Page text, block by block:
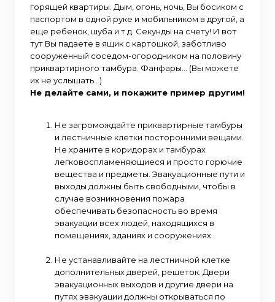
горящей квартиры. Дым, огонь, ночь, Вы босиком с
паспортом в одной руке и мобильником в другой, а
еще ребенок, шуба и т.д. Секунды на счету! И вот
тут Вы падаете в ящик с картошкой, заботливо
сооруженный соседом-огородником на половину
приквартирного тамбура. Фанфары… (Вы можете
их не услышать…)
Не делайте сами, и покажите пример другим!
Не загромождайте приквартирные тамбуры
и лестничные клетки посторонними вещами.
Не храните в коридорах и тамбурах
легковоспламеняющиеся и просто горючие
вещества и предметы. Эвакуационные пути и
выходы должны быть свободными, чтобы в
случае возникновения пожара
обеспечивать безопасность во время
эвакуации всех людей, находящихся в
помещениях, зданиях и сооружениях.
Не устанавливайте на лестничной клетке
дополнительных дверей, решеток. Двери
эвакуационных выходов и другие двери на
путях эвакуации должны открываться по